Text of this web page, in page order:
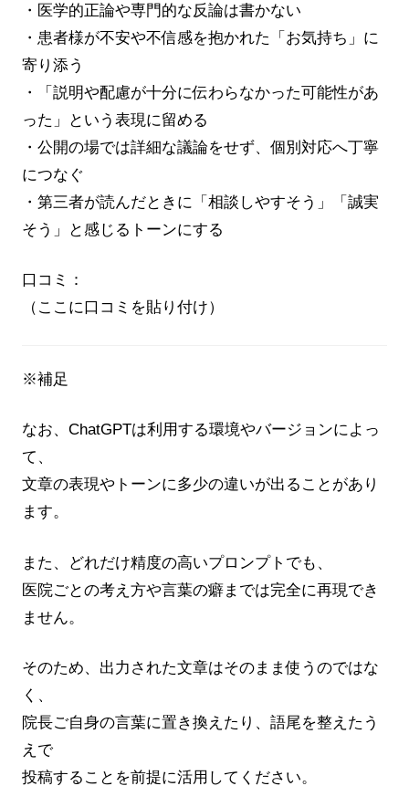
・医学的正論や専門的な反論は書かない
・患者様が不安や不信感を抱かれた「お気持ち」に
寄り添う
・「説明や配慮が十分に伝わらなかった可能性があ
った」という表現に留める
・公開の場では詳細な議論をせず、個別対応へ丁寧
につなぐ
・第三者が読んだときに「相談しやすそう」「誠実
そう」と感じるトーンにする
口コミ：
（ここに口コミを貼り付け）
※補足
なお、ChatGPTは利用する環境やバージョンによっ
て、
文章の表現やトーンに多少の違いが出ることがあり
ます。
また、どれだけ精度の高いプロンプトでも、
医院ごとの考え方や言葉の癖までは完全に再現でき
ません。
そのため、出力された文章はそのまま使うのではな
く、
院長ご自身の言葉に置き換えたり、語尾を整えたう
えで
投稿することを前提に活用してください。